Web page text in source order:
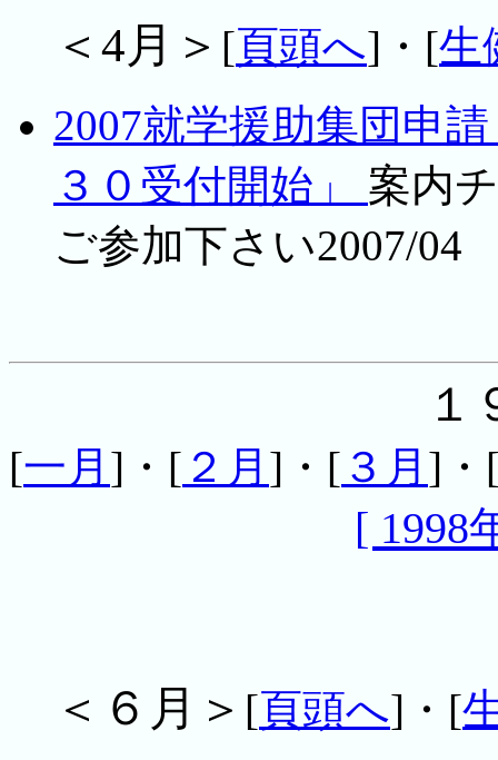
＜4月＞ [頁頭へ]・[生
2007就学援助集団申
３０受付開始」 案内
ご参加下さい2007/04
１
[一月 ]・[ ２月 ]・[ ３月 ]・
[ 1998
＜６月＞ [頁頭へ]・[